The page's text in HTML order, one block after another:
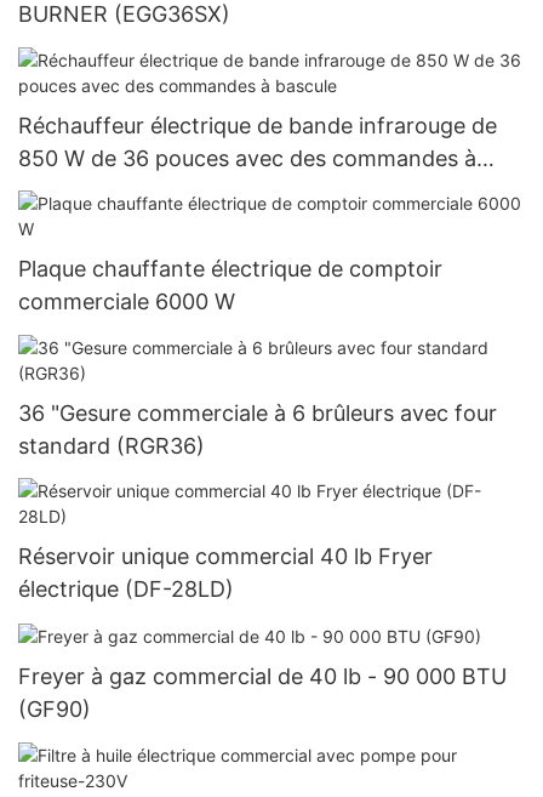
BURNER (EGG36SX)
Réchauffeur électrique de bande infrarouge de
850 W de 36 pouces avec des commandes à
bascule
Plaque chauffante électrique de comptoir
commerciale 6000 W
36 "Gesure commerciale à 6 brûleurs avec four
standard (RGR36)
Réservoir unique commercial 40 lb Fryer
électrique (DF-28LD)
Freyer à gaz commercial de 40 lb - 90 000 BTU
(GF90)